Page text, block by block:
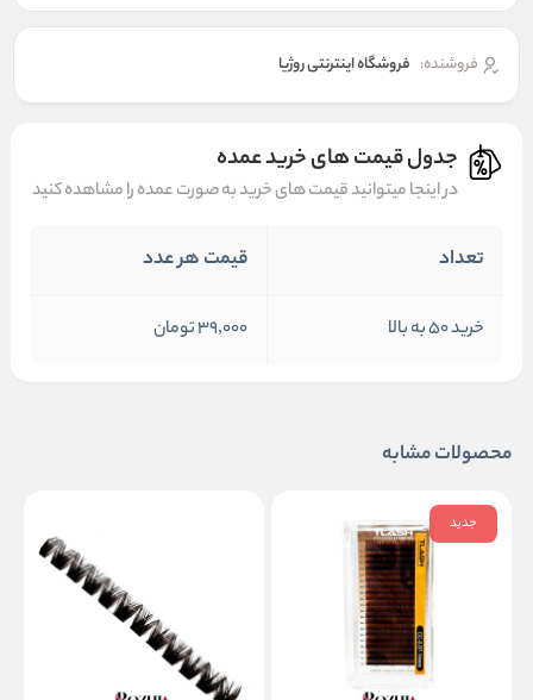
فروشنده: فروشگاه اینترنتی روژیا
جدول قیمت های خرید عمده
در اینجا میتوانید قیمت های خرید به صورت عمده را مشاهده کنید
تعداد قیمت هر عدد
خرید 50 به بالا 39,000 تومان
محصولات مشابه
جدید